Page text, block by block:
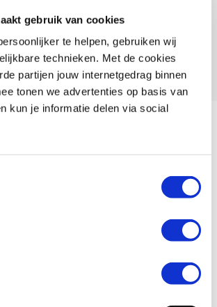
gebruik van cookies
te helpen, gebruiken wij
technieken. Met de cookies
partijen jouw internetgedrag binnen
tonen we advertenties op basis van
kun je informatie delen via social
Nee
buddyseat tas met Cordura versterkte
release buckles en hookstraps eenvoudig en
op elk type subframe van je motor
tas te gebruiken of dankzij modulaire opbouw